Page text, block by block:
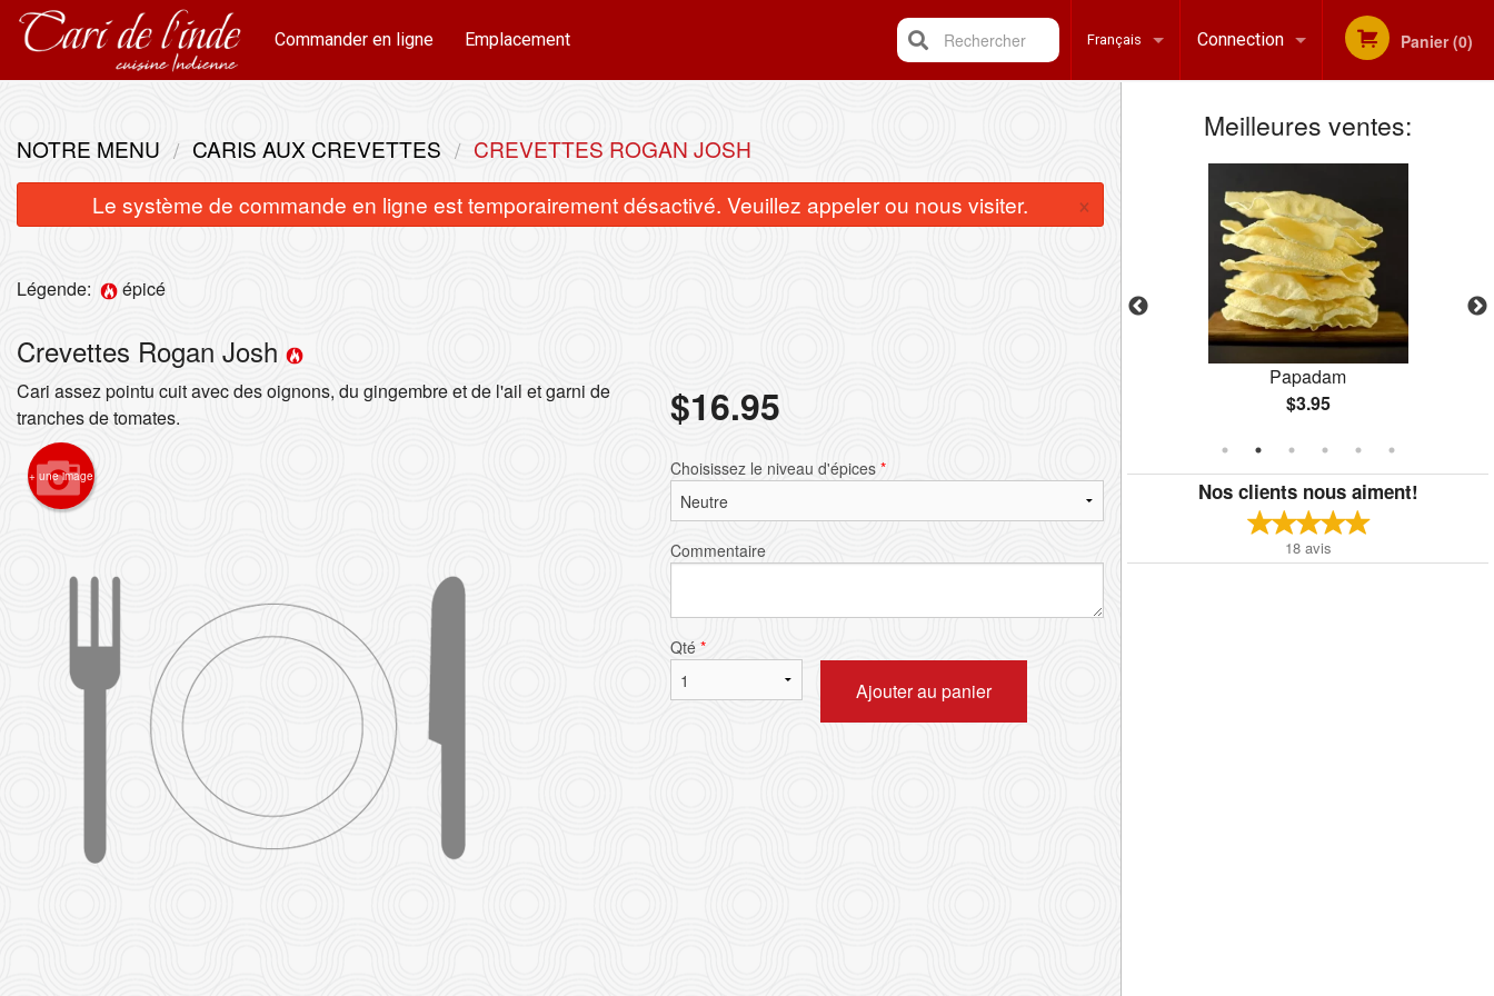
Commander en ligne Emplacement Français
English
Connection
Inscription
Panier (0)
Rechercher
Meilleures ventes:
$16.95
Papadam
$3.95
Nos clients nous aiment!
18 avis
NOTRE MENU CARIS AUX CREVETTES
CREVETTES ROGAN JOSH
Le système de commande en ligne est temporairement désactivé. Veuillez appeler ou nous visiter.
×
Légende: épicé
Crevettes Rogan Josh
Cari assez pointu cuit avec des oignons, du gingembre et de l'ail et garni de
tranches de tomates.
+ une image
$16.95
Choisissez le niveau d'épices *
Commentaire
Qté *
Ajouter au panier